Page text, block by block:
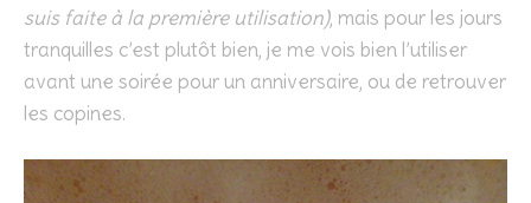
suis faite à la première utilisation), mais pour les jours
tranquilles c’est plutôt bien, je me vois bien l’utiliser
avant une soirée pour un anniversaire, ou de retrouver
les copines.